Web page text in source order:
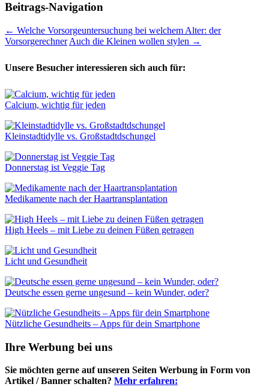
Beitrags-Navigation
← Welche Vorsorgeuntersuchung bei welchem Alter: der
Vorsorgerechner Auch die Kleinen wollen stylen →
Unsere Besucher interessieren sich auch für:
Calcium, wichtig für jeden
Kleinstadtidylle vs. Großstadtdschungel
Donnerstag ist Veggie Tag
Medikamente nach der Haartransplantation
High Heels – mit Liebe zu deinen Füßen getragen
Licht und Gesundheit
Deutsche essen gerne ungesund – kein Wunder, oder?
Nützliche Gesundheits – Apps für dein Smartphone
Ihre Werbung bei uns
Sie möchten gerne auf unseren Seiten Werbung in Form von
Artikel / Banner schalten? Mehr erfahren: